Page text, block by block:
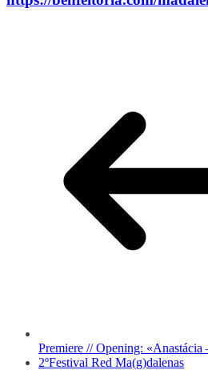
Premiere // Opening: «Anastácia
2ºFestival Red Ma(g)dalenas